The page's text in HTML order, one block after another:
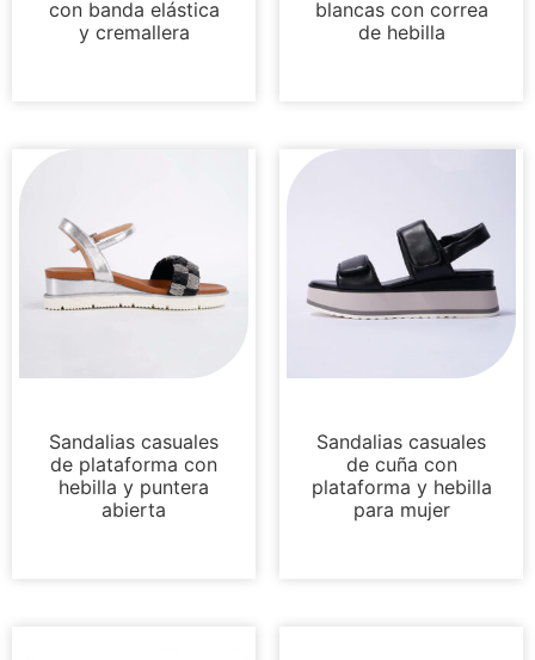
con banda elástica
y cremallera
blancas con correa
de hebilla
Sandalias casuales
de plataforma con
hebilla y puntera
abierta
Sandalias casuales
de cuña con
plataforma y hebilla
para mujer